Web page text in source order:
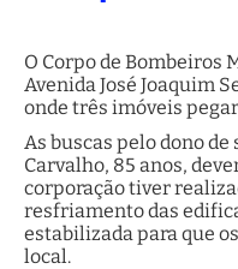
O Corpo de Bombeiros
Avenida José Joaquim
onde três imóveis
As buscas pelo dono
Carvalho, 85 anos,
corporação tiver
resfriamento das
estabilizada para que
local.